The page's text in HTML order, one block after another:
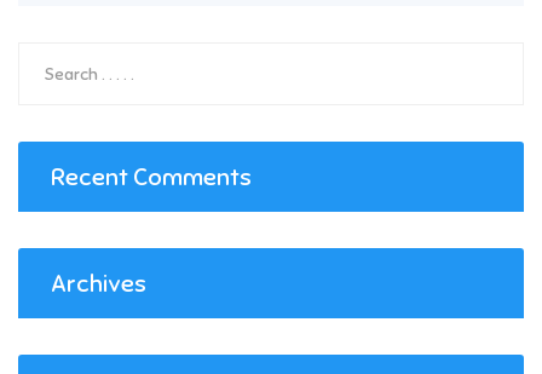
Recent Comments
Archives